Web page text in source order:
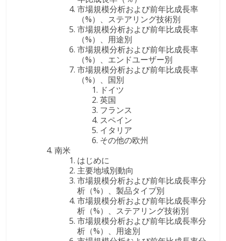
市場規模分析および前年比成長率
（%）、ステアリング技術別
市場規模分析および前年比成長率
（%）、用途別
市場規模分析および前年比成長率
（%）、エンドユーザー別
市場規模分析および前年比成長率
（%）、国別
ドイツ
英国
フランス
スペイン
イタリア
その他の欧州
南米
はじめに
主要地域別動向
市場規模分析および前年比成長率分
析（%）、製品タイプ別
市場規模分析および前年比成長率分
析（%）、ステアリング技術別
市場規模分析および前年比成長率分
析（%）、用途別